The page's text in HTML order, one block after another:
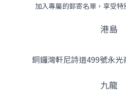
加入專屬的郵寄名單，享受特
港島
銅鑼灣軒尼詩道499號永
九龍